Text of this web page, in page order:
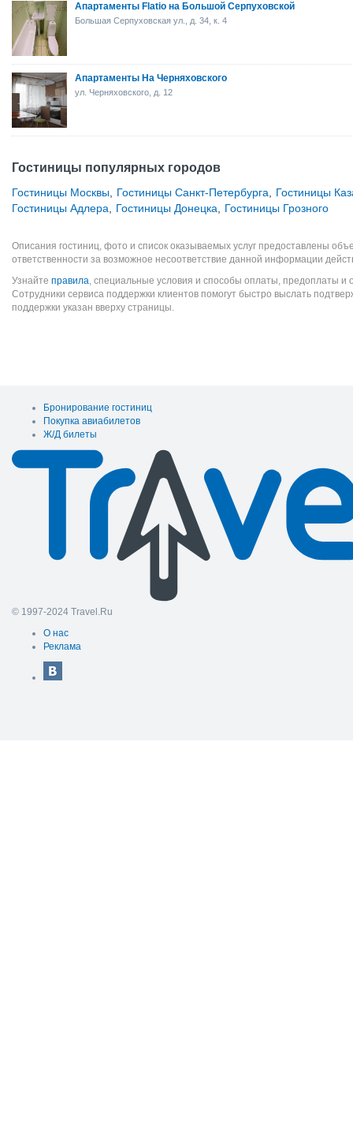
Апартаменты Flatio на Большой Серпуховской
Большая Серпуховская ул., д. 34, к. 4
Апартаменты На Черняховского
ул. Черняховского, д. 12
Гостиницы популярных городов
Гостиницы Москвы Гостиницы Санкт-Петербурга
Гостиницы
Гостиницы Адлера
Гостиницы Донецка Гостиницы Грозного
Описания гостиниц, фото и список оказываемых услуг предоставлены
ответственности за возможное несоответствие данной информации
Узнайте правила, специальные условия и способы оплаты, предоплаты и
Сотрудники сервиса поддержки клиентов помогут быстро выслать
поддержки указан вверху страницы.
Бронирование гостиниц
Покупка авиабилетов
Ж/Д билеты
© 1997-2024 Travel.Ru
О нас
Реклама